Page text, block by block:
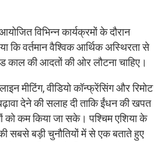
विभिन्न कार्यक्रमों के दौरान
कि वर्तमान वैश्विक आर्थिक अस्थिरता से
काल की आदतों की ओर लौटना चाहिए।
मीटिंग, वीडियो कॉन्फ्रेंसिंग और रिमोट
देने की सलाह दी ताकि ईंधन की खपत
कम किया जा सके। पश्चिम एशिया के
सबसे बड़ी चुनौतियों में से एक बताते हुए